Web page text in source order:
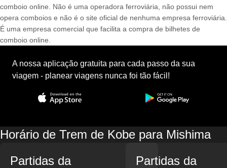
comboio online. Não é uma operadora ferroviária, não possui nem
opera comboios e não é o site oficial de nenhuma empresa ferroviária.
É uma empresa comercial que facilita a compra de bilhetes de
comboio online.
A nossa aplicação gratuita para cada passo da sua
viagem - planear viagens nunca foi tão fácil!
Horário de Trem de Kobe para Mishima
Partidas da
Partidas da